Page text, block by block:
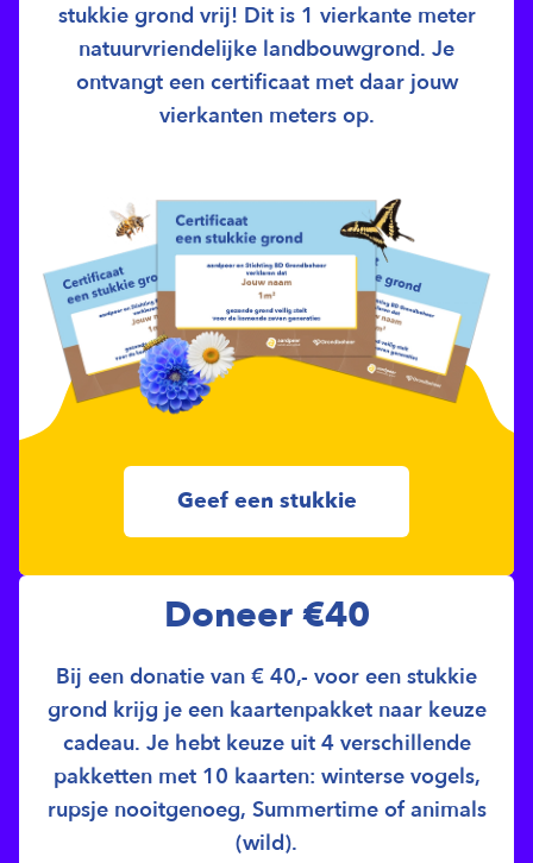
stukkie grond vrij! Dit is 1 vierkante meter
natuurvriendelijke landbouwgrond. Je
ontvangt een certificaat met daar jouw
vierkanten meters op.
Geef een stukkie
Doneer €40
Bij een donatie van € 40,- voor een stukkie
grond krijg je een kaartenpakket naar keuze
cadeau. Je hebt keuze uit 4 verschillende
pakketten met 10 kaarten: winterse vogels,
rupsje nooitgenoeg, Summertime of animals
(wild).